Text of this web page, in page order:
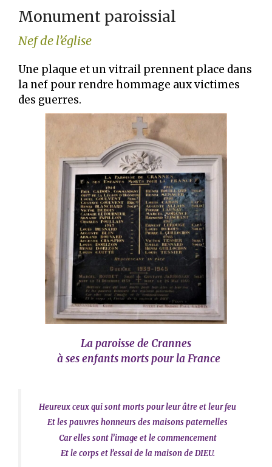
Monument paroissial
Nef de l’église
Une plaque et un vitrail prennent place dans
la nef pour rendre hommage aux victimes
des guerres.
La paroisse de Crannes
à ses enfants morts pour la France
Heureux ceux qui sont morts pour leur âtre et leur feu
Et les pauvres honneurs des maisons paternelles
Car elles sont l’image et le commencement
Et le corps et l’essai de la maison de DIEU.